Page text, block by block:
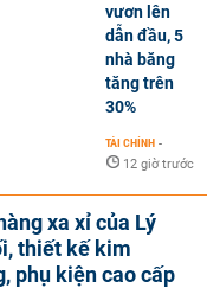
vươn lên
dẫn đầu, 5
nhà băng
tăng trên
30%
TÀI CHÍNH -
12 giờ trước
xa xỉ của Lý
thiết kế kim
phụ kiện cao cấp